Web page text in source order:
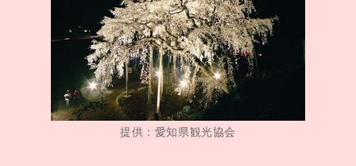
提供：愛知県観光協会